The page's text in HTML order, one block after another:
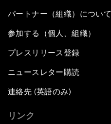
パートナー（組織）について
参加する（個人、組織）
プレスリリース登録
ニュースレター購読
連絡先 (英語のみ)
リンク